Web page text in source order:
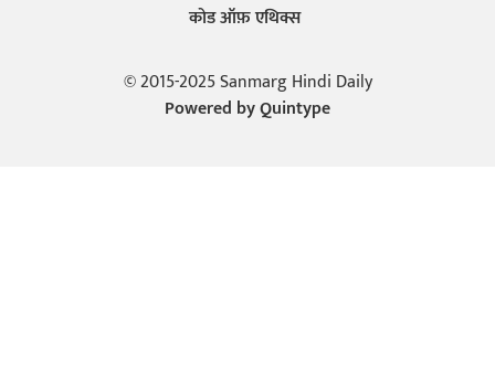
कोड ऑफ़ एथिक्स
© 2015-2025 Sanmarg Hindi Daily
Powered byQuintype